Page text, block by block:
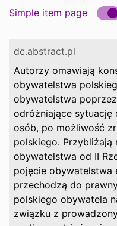
Simple item page
dc.abstract.pl
Autorzy omawiają
obywatelstwa
obywatelstwa
odróżniające
osób, po możliwość
polskiego. Przybliżają
obywatelstwa od II
pojęcie obywatelstwa
przechodzą do
polskiego obywatela
związku z